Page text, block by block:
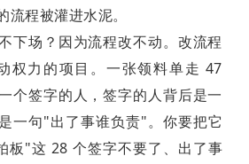
程被灌进水泥。
下场？因为流程改不动。改流程
权力的项目。一张领料单走 47
个签字的人，签字的人背后是一
一句"出了事谁负责"。你要把它
板"这 28 个签字不要了、出了事